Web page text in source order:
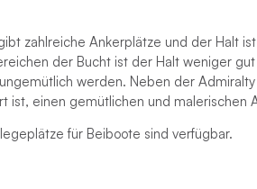
zahlreiche Ankerplätze und der Halt
der Bucht ist der Halt weniger
werden. Neben der
ist, einen gemütlichen und malerischen
für Beiboote sind verfügbar.